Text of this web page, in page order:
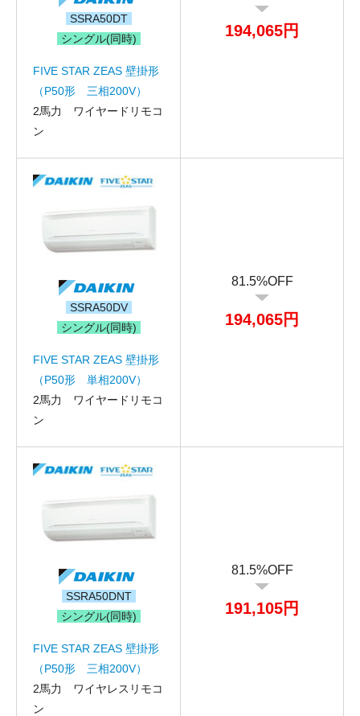
SSRA50DT
シングル(同時)
FIVE STAR ZEAS 壁掛形
（P50形 三相200V）
2馬力 ワイヤードリモコ
ン
194,065円
SSRA50DV
シングル(同時)
FIVE STAR ZEAS 壁掛形
（P50形 単相200V）
2馬力 ワイヤードリモコ
ン
81.5%OFF
194,065円
SSRA50DNT
シングル(同時)
FIVE STAR ZEAS 壁掛形
（P50形 三相200V）
2馬力 ワイヤレスリモコ
ン
81.5%OFF
191,105円